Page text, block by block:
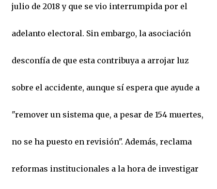
julio de 2018 y que se vio interrumpida por el
adelanto electoral. Sin embargo, la asociación
desconfía de que esta contribuya a arrojar luz
sobre el accidente, aunque sí espera que ayude a
"remover un sistema que, a pesar de 154 muertes,
no se ha puesto en revisión". Además, reclama
reformas institucionales a la hora de investigar